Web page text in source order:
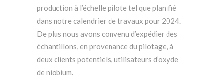
production à l’échelle pilote tel que planifié
dans notre calendrier de travaux pour 2024.
De plus nous avons convenu d’expédier des
échantillons, en provenance du pilotage, à
deux clients potentiels, utilisateurs d’oxyde
de niobium.